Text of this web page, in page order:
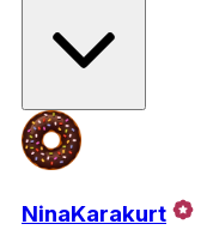
NinaKarakurt